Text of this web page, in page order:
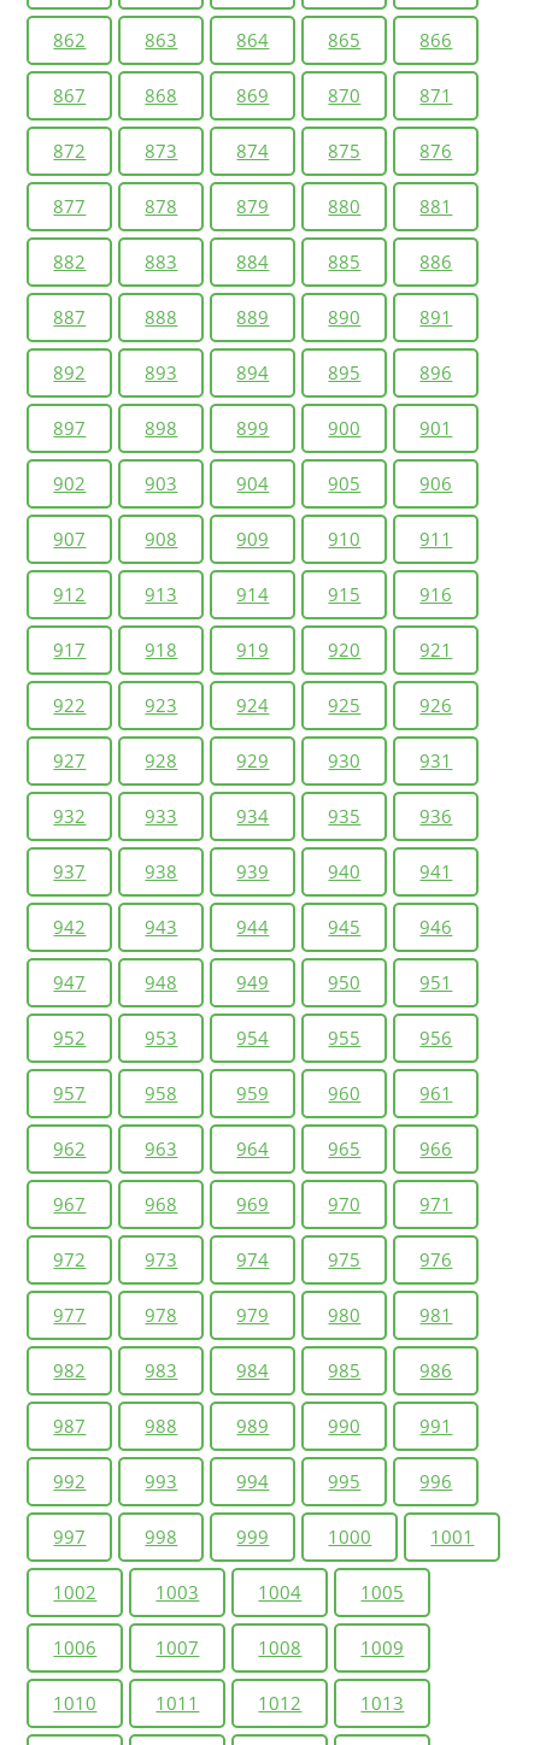
862 863 864 865 866
867 868 869 870 871
872 873 874 875 876
877 878 879 880 881
882 883 884 885 886
887 888 889 890 891
892 893 894 895 896
897 898 899 900 901
902 903 904 905 906
907 908 909 910 911
912 913 914 915 916
917 918 919 920 921
922 923 924 925 926
927 928 929 930 931
932 933 934 935 936
937 938 939 940 941
942 943 944 945 946
947 948 949 950 951
952 953 954 955 956
957 958 959 960 961
962 963 964 965 966
967 968 969 970 971
972 973 974 975 976
977 978 979 980 981
982 983 984 985 986
987 988 989 990 991
992 993 994 995 996
997 998 999 1000 1001
1002 1003 1004 1005
1006 1007 1008 1009
1010 1011 1012 1013